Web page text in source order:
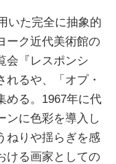
いた完全に抽象的
ーク近代美術館の
会『レスポンシ
るや、「オプ・
める。1967年に代
ンに色彩を導入し
ねりや揺らぎを感
ける画家としての